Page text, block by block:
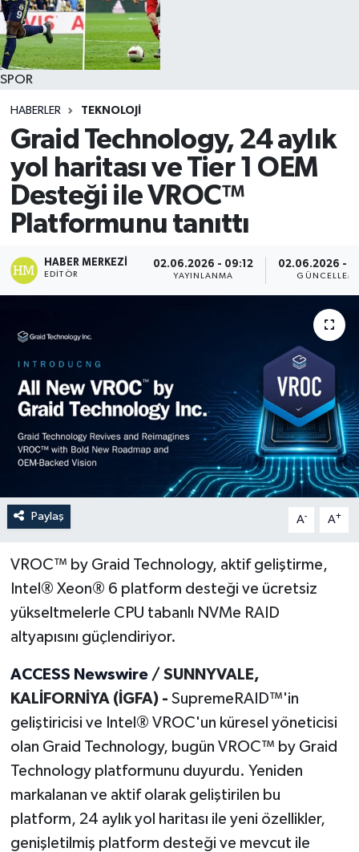
SPOR
HABERLER TEKNOLOJİ
Graid Technology, 24 aylık
yol haritası ve Tier 1 OEM
Desteği ile VROC™
Platformunu tanıttı
HABER MERKEZI
EDITÖR
02.06.2026 - 09:12
YAYINLANMA
02.06.2026 -
Paylaş A- A+
VROC™ by Graid Technology, aktif geliştirme,
Intel® Xeon® 6 platform desteği ve ücretsiz
yükseltmelerle CPU tabanlı NVMe RAID
altyapısını güçlendiriyor.
ACCESS Newswire/ SUNNYVALE,
KALİFORNİYA (İGFA) - SupremeRAID™'in
geliştiricisi ve Intel® VROC'un küresel yöneticisi
olan Graid Technology, bugün VROC™ by Graid
Technology platformunu duyurdu. Yeniden
markalanan ve aktif olarak geliştirilen bu
platform, 24 aylık yol haritası ile yeni özellikler,
genişletilmiş platform desteği ve mevcut ile